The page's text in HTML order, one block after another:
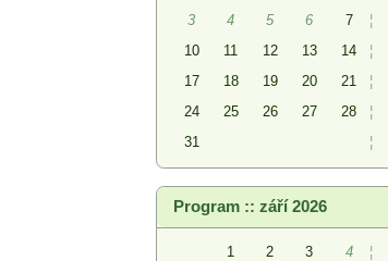
3
4 5 6 7 ¦
10
11 12 13 14 ¦
17
18 19 20 21 ¦
24
25 26 27 28 ¦
31
¦
Program :: září 2026
1 2 3 4 ¦